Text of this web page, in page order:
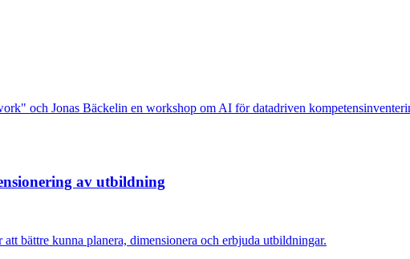
och Jonas Bäckelin en workshop om AI för datadriven
av utbildning
bättre kunna planera, dimensionera och erbjuda utbildningar.